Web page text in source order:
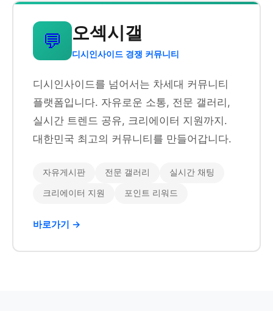
💬 오섹시갤
디시인사이드 경쟁 커뮤니티
디시인사이드를 넘어서는 차세대 커뮤니티
플랫폼입니다. 자유로운 소통, 전문 갤러리,
실시간 트렌드 공유, 크리에이터 지원까지.
대한민국 최고의 커뮤니티를 만들어갑니다.
자유게시판 전문 갤러리 실시간 채팅
크리에이터 지원 포인트 리워드
바로가기 →